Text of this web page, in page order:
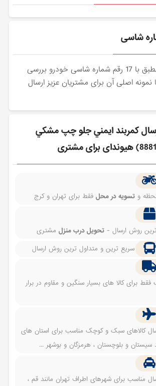
شاسی
تمامی قطعات منطبق با 17 رقم شماره شاسی خودرو بررسی
اصلی آن برای مشتریان عزیز ارسال
كمربند ايمني جلو چپ مشكي
لحظه وتسویه در محل فقط برای تهران و کرج
ترین روش ارسال -تحویل درب منزل مشتری
سریع ترین و متداول ترین روش ارسال
برای کالا های بسیار سنگین و مقاوم در برار
کالاهای سبک و کوچک مناسب برای استان های
سیستان و بلوچستان ، هرمزگان و بوشهر ...
مناسب برای شهرهای اطراف تهران مانند قم ،